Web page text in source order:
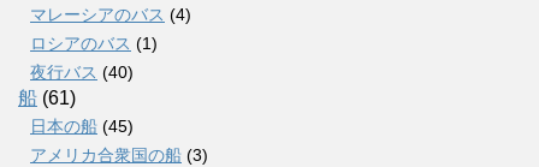
マレーシアのバス (4)
ロシアのバス (1)
夜行バス (40)
船 (61)
日本の船 (45)
アメリカ合衆国の船 (3)